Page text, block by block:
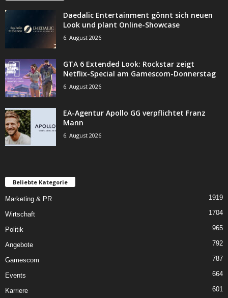
Daedalic Entertainment gönnt sich neuen
Look und plant Online-Showcase
6. August 2026
GTA 6 Extended Look: Rockstar zeigt
Netflix-Special am Gamescom-Donnerstag
6. August 2026
EA-Agentur Apollo GG verpflichtet Franz
Mann
6. August 2026
Beliebte Kategorie
Marketing & PR 1919
Wirtschaft 1704
Politik 965
Angebote 792
Gamescom 787
Events 664
Karriere 601